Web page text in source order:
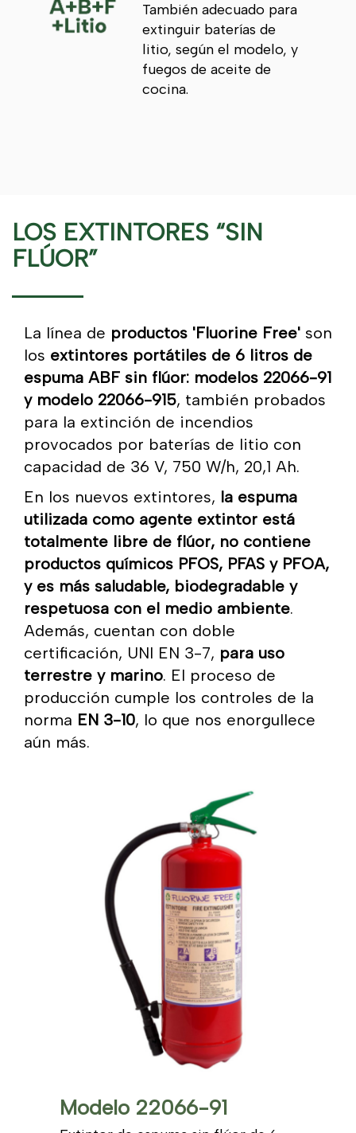
También adecuado para
extinguir baterías de
litio, según el modelo, y
fuegos de aceite de
cocina.
LOS EXTINTORES “SIN
FLÚOR”
La línea de productos 'Fluorine Free' son
los extintores portátiles de 6 litros de
espuma ABF sin flúor: modelos 22066-91
y modelo 22066-915, también probados
para la extinción de incendios
provocados por baterías de litio con
capacidad de 36 V, 750 W/h, 20,1 Ah.
En los nuevos extintores, la espuma
utilizada como agente extintor está
totalmente libre de flúor, no contiene
productos químicos PFOS, PFAS y PFOA,
y es más saludable, biodegradable y
respetuosa con el medio ambiente.
Además, cuentan con doble
certificación, UNI EN 3-7, para uso
terrestre y marino. El proceso de
producción cumple los controles de la
norma EN 3-10, lo que nos enorgullece
aún más.
Modelo 22066-91